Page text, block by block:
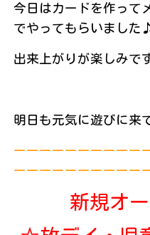
今日はカードを作って
でやってもらいました
出来上がりが楽しみで
明日も元気に遊びに来
ーーーーーーーーーー
ーーーーーーーーーー
新規オ